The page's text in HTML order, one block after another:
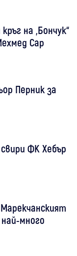
на „Бончук“
Сар
Перник за
ФК Хебър
много